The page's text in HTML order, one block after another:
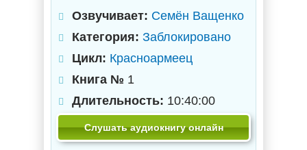
Озвучивает: Семён Ващенко
Категория: Заблокировано
Цикл: Красноармеец
Книга № 1
Длительность: 10:40:00
Слушать аудиокнигу онлайн